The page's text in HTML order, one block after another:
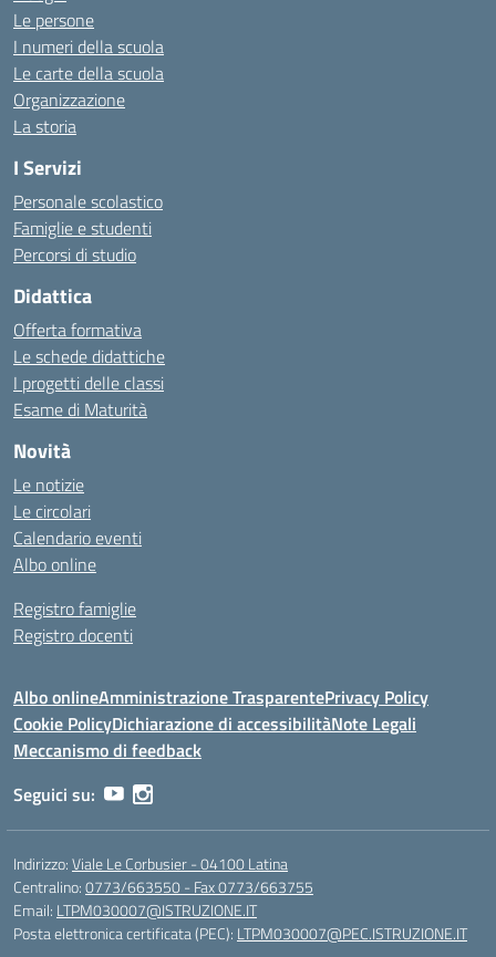
Le persone
I numeri della scuola
Le carte della scuola
Organizzazione
La storia
I Servizi
Personale scolastico
Famiglie e studenti
Percorsi di studio
Didattica
Offerta formativa
Le schede didattiche
I progetti delle classi
Esame di Maturità
Novità
Le notizie
Le circolari
Calendario eventi
Albo online
Registro famiglie
Registro docenti
Albo onlineAmministrazione TrasparentePrivacy Policy
Cookie PolicyDichiarazione di accessibilitàNote Legali
Meccanismo di feedback
Seguici su:
Indirizzo:Viale Le Corbusier - 04100 Latina
Centralino:0773/663550 - Fax 0773/663755
Email: LTPM030007@ISTRUZIONE.IT
Posta elettronica certificata (PEC): LTPM030007@PEC.ISTRUZIONE.IT